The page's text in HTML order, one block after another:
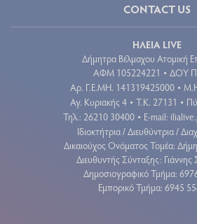
CONTACT US
ΗΛΕΙΑ LIVE
Δήμητρα Βέλμαχου Ατομική
ΑΦΜ 105224221 • ΔΟΥ
Aρ. Γ.Ε.ΜΗ. 141319425000 •
Αγ. Κυριακής 4 • Τ.Κ. 27131 •
Τηλ.: 26210 30400 • E-mail:
Ιδιοκτήτρια / Διευθύντρια /
Δικαιούχος Ονόματος Τομέα:
Διευθυντής Σύνταξης:
Δημοσιογραφικό Τμήμα:
Εμπορικό Τμήμα: 6945